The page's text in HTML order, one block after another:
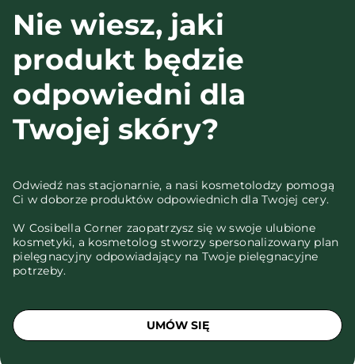
Nie wiesz, jaki
produkt będzie
odpowiedni dla
Twojej skóry?
Odwiedź nas stacjonarnie, a nasi kosmetolodzy pomogą
Ci w doborze produktów odpowiednich dla Twojej cery.
W Cosibella Corner zaopatrzysz się w swoje ulubione
kosmetyki, a kosmetolog stworzy spersonalizowany plan
pielęgnacyjny odpowiadający na Twoje pielęgnacyjne
potrzeby.
UMÓW SIĘ